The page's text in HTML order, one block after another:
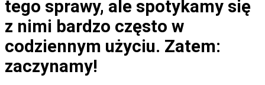
tego sprawy, ale spotykamy się
z nimi bardzo często w
codziennym użyciu. Zatem:
zaczynamy!